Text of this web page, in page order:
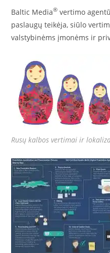
Baltic Media® vertimo
paslaugų teikėja, siūlo
valstybinėms įmonėms ir
Rusų kalbos vertimai ir